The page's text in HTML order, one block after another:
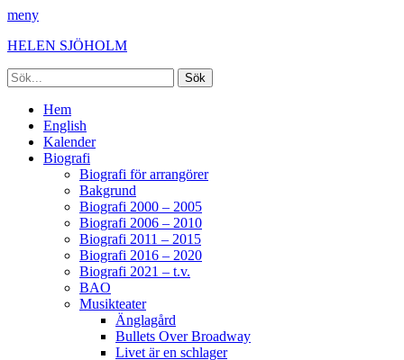
meny
HELEN SJÖHOLM
Sök
efter:
[label]
Primär
meny
Hoppa
innehåll
Hem
English
Kalender
Biografi
Biografi för arrangörer
Bakgrund
Biografi 2000 – 2005
Biografi 2006 – 2010
Biografi 2011 – 2015
Biografi 2016 – 2020
Biografi 2021 – t.v.
BAO
Musikteater
Änglagård
Bullets Over Broadway
Livet är en schlager